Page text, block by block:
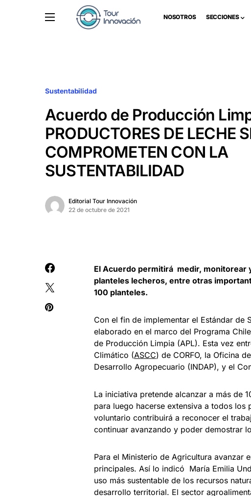
NOSOTROS SECCIONES
Sustentabilidad
Acuerdo de Producción
PRODUCTORES DE LECHE
COMPROMETEN CON LA
SUSTENTABILIDAD
Editorial Tour Innovación
22 de octubre de 2021
El Acuerdo permitirá medir, monitorear
planteles lecheros, entre otras
100 planteles.
Con el fin de implementar el Estándar de
elaborado en el marco del Programa
de Producción Limpia (APL). Esta vez
Climático (ASCC) de CORFO, la Oficina
Desarrollo Agropecuario (INDAP), y el
La iniciativa pretende alcanzar a más de
para luego hacerse extensiva a todos
voluntario contribuirá a reconocer el
continuar avanzando y poder demostrar
Para el Ministerio de Agricultura avanzar
principales. Así lo indicó María Emilia
uso más sustentable de los recursos
desarrollo territorial. El sector